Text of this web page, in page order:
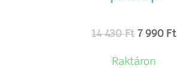
14 430Ft 7 990 Ft
Raktáron